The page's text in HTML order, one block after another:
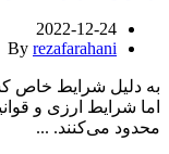
2022-12-24
By rezafarahani
به دلیل شرایط خاص
اما شرایط ارزی و
محدود می‌کنند. ...